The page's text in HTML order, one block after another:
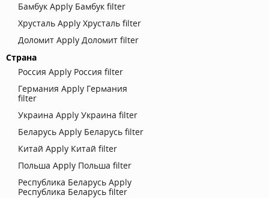
Бамбук Apply Бамбук filter
Хрусталь Apply Хрусталь filter
Доломит Apply Доломит filter
Страна
Россия Apply Россия filter
Германия Apply Германия
filter
Украина Apply Украина filter
Беларусь Apply Беларусь filter
Китай Apply Китай filter
Польша Apply Польша filter
Республика Беларусь Apply
Республика Беларусь filter